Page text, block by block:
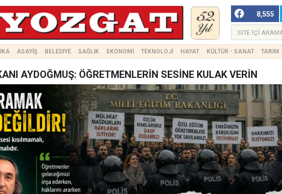
8,555
ASAYİŞ BELEDİYE SAĞLIK EKONOMİ TEKNOLOJİ HAYAT KÜLTÜR - SANAT TARIM
AYDOĞMUŞ: ÖĞRETMENLERİN SESİNE KULAK VERİN